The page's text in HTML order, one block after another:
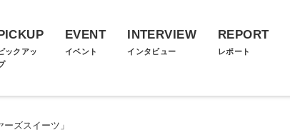
ックアッ
EVENT
イベント
INTERVIEW
インタビュー
REPORT
レポート
ズスイーツ」